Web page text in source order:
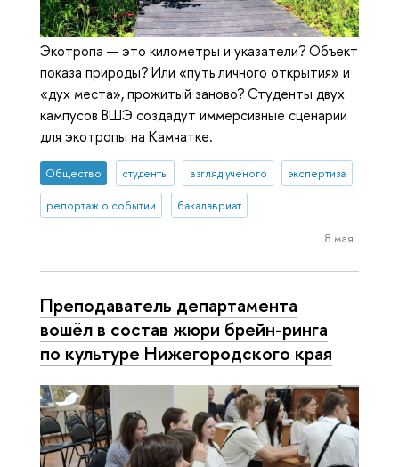
Экотропа — это километры и указатели? Объект
показа природы? Или «путь личного открытия» и
«дух места», прожитый заново? Студенты двух
кампусов ВШЭ создадут иммерсивные сценарии
для экотропы на Камчатке.
Общество студенты взгляд ученого экспертиза
репортаж о событии бакалавриат
8 мая
Преподаватель департамента
вошёл в состав жюри брейн-ринга
по культуре Нижегородского края